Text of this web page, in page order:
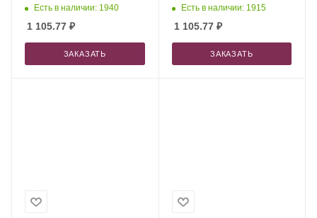
серый/зеленое яблоко +
Есть в наличии: 1940
1 105.77 ₽
ЗАКАЗАТЬ
серый/оранж + ремувка
Есть в наличии: 1915
1 105.77₽
ЗАКАЗАТЬ